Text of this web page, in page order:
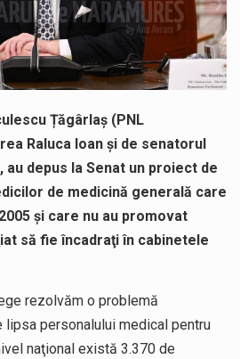
Noile statii de călători, achizitionate la preț de garsonieră per bucată, dezamăgesc total cetățenii care folosesc mijloacele de transport în…
Țăgârlaș (PNL
Raluca Ioan și de senatorul
depus la Senat un proiect de
de medicină generală care
şi care nu au promovat
să fie încadraţi în cabinetele
rezolvăm o problemă
lipsa personalului medical pentru
naţional există 3.370 de